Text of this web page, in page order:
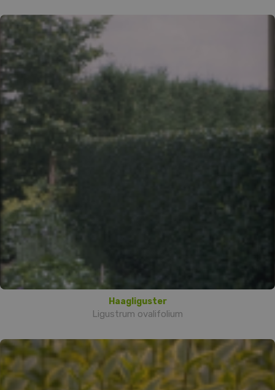
Haagliguster
Ligustrum ovalifolium